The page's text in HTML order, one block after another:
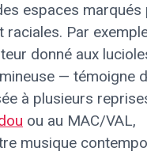
espaces marqués
Par
donné aux
— témoigne
à plusieurs
ou au MAC/VAL,
musique